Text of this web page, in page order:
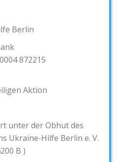
Berlin
872215
Aktion
unter der Obhut des
Ukraine-Hilfe Berlin e. V.
B )